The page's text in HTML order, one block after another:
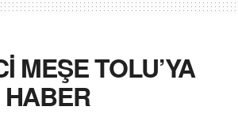
MEŞE TOLU’YA